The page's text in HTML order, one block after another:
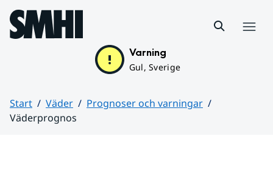
Hoppa till sidans innehåll
Varning
Gul, Sverige
Start Väder
Prognoser och varningar
Väderprognos